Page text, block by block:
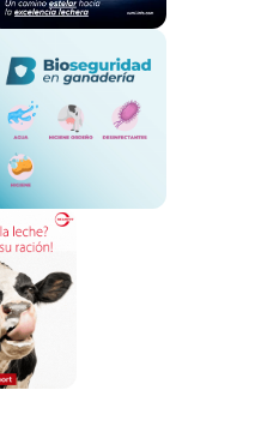
presente.
y servía de manera
en el sentido
de carne que
con las manos.
hamburguesa actual,
entre panes, lo que es
la hamburguesa
y la Edad